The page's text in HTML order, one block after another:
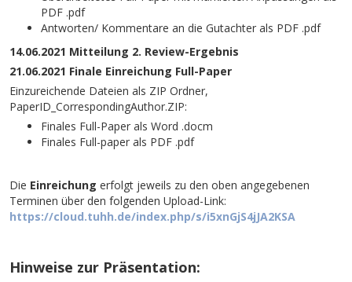
PDF .pdf
Antworten/ Kommentare an die Gutachter als PDF .pdf
14.06.2021 Mitteilung 2. Review-Ergebnis
21.06.2021 Finale Einreichung Full-Paper
Einzureichende Dateien als ZIP Ordner,
PaperID_CorrespondingAuthor.ZIP:
Finales Full-Paper als Word .docm
Finales Full-paper als PDF .pdf
Die Einreichung erfolgt jeweils zu den oben angegebenen
Terminen über den folgenden Upload-Link:
https://cloud.tuhh.de/index.php/s/i5xnGjS4jJA2KSA
Hinweise zur Präsentation: